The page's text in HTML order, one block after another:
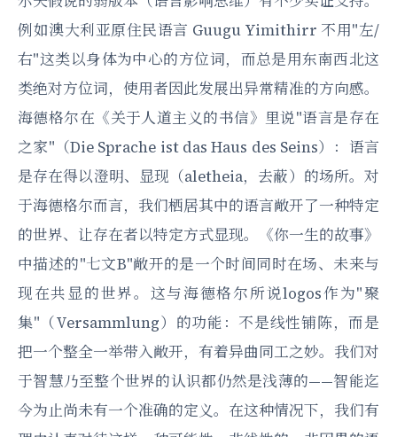
例如澳大利亚原住民语言 Guugu Yimithirr 不用"左/
右"这类以身体为中心的方位词，而总是用东南西北这
类绝对方位词，使用者因此发展出异常精准的方向感。
海德格尔在《关于人道主义的书信》里说"语言是存在
之家"（Die Sprache ist das Haus des Seins）：语言
是存在得以澄明、显现（aletheia，去蔽）的场所。对
于海德格尔而言，我们栖居其中的语言敞开了一种特定
的世界、让存在者以特定方式显现。《你一生的故事》
中描述的"七文B"敞开的是一个时间同时在场、未来与
现在共显的世界。这与海德格尔所说logos作为"聚
集"（Versammlung）的功能：不是线性铺陈，而是
把一个整全一举带入敞开，有着异曲同工之妙。我们对
于智慧乃至整个世界的认识都仍然是浅薄的——智能迄
今为止尚未有一个准确的定义。在这种情况下，我们有